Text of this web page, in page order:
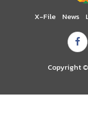
X-File News
Copyright